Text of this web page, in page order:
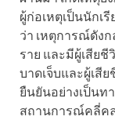
ผู้ก่อเหตุเป็นนักเ
ว่า เหตุการณ์ดัง
ราย และมีผู้เสียชี
บาดเจ็บและผู้เสี
ยืนยันอย่างเป็นท
สถานการณ์คลี่คล